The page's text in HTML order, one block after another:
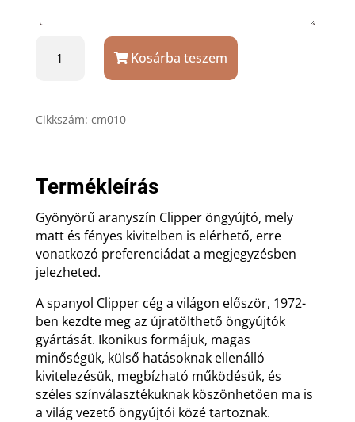
Clipper
gravírozással
Kosárba teszem
Cikkszám: cm010
Termékleírás
Gyönyörű aranyszín Clipper öngyújtó, mely
matt és fényes kivitelben is elérhető, erre
vonatkozó preferenciádat a megjegyzésben
jelezheted.
A spanyol Clipper cég a világon először, 1972-
ben kezdte meg az újratölthető öngyújtók
gyártását. Ikonikus formájuk, magas
minőségük, külső hatásoknak ellenálló
kivitelezésük, megbízható működésük, és
széles színválasztékuknak köszönhetően ma is
a világ vezető öngyújtói közé tartoznak.